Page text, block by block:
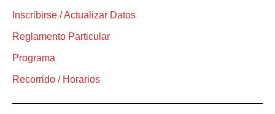
Inscribirse / Actualizar Datos
Reglamento Particular
Programa
Recorrido / Horarios